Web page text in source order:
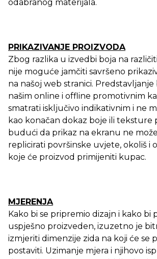
odabranog materijala.
PRIKAZIVANJE PROIZVODA
Zbog razlika u izvedbi boja na
nije moguće jamčiti savršeno
na našoj web stranici. Predstavljanje
našim online i offline promotivnim
smatrati isključivo indikativnim i ne
kao konačan dokaz boje ili teksture
budući da prikaz na ekranu ne
replicirati površinske uvjete, okoliš i
koje će proizvod primijeniti kupac.
MJERENJA
Kako bi se pripremio dizajn i kako bi
uspješno proizveden, izuzetno je
izmjeriti dimenzije zida na koji će se
postaviti. Uzimanje mjera i njihovo